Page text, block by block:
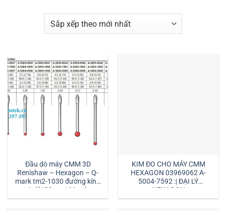
Đầu dò máy CMM 3D
Renishaw – Hexagon – Q-
mark tm2-1030 đường kính
1 dài 30mm:| Mstek
Technology
KIM ĐO CHO MÁY CMM
HEXAGON 03969062 A-
5004-7592 :| ĐẠI LÝ
HEXAGON